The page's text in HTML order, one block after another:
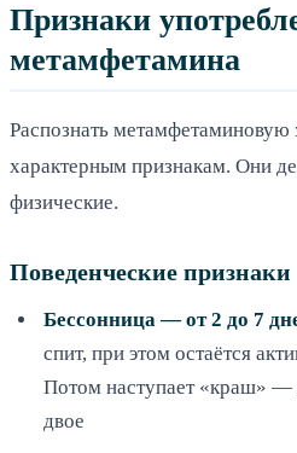
Признаки
метамфетамина
Распознать
характерным признакам. Они
физические.
Поведенческие признаки
Бессонница — от 2 до 7
спит, при этом остаётся
Потом наступает «краш» —
двое